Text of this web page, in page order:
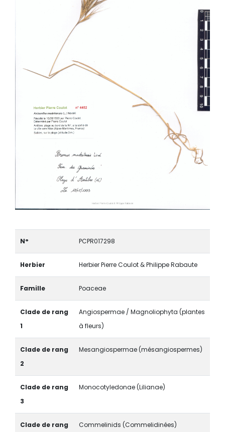
N° PCPR017298
Herbier Herbier Pierre Coulot & Philippe Rabaute
Famille Poaceae
Clade de rang
1
Angiospermae / Magnoliophyta (plantes
à fleurs)
Clade de rang
2
Mesangiospermae (mésangiospermes)
Clade de rang
3
Monocotyledonae (Lilianae)
Clade de rang
Commelinids (Commelidinées)